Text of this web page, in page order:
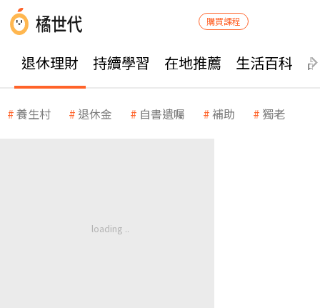
購買課程
退休理財 持續學習 在地推薦 生活百科
養生村 退休金 自書遺囑 補助 獨老